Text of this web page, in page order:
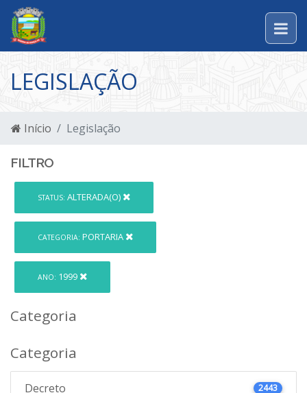
LEGISLAÇÃO
Início Legislação
FILTRO
STATUS: ALTERADA(O)
CATEGORIA: PORTARIA
ANO: 1999
Categoria
Categoria
Decreto 2443